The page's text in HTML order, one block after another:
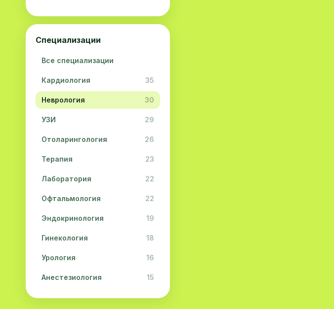
Ферганская область 0
Специализации
Все специализации
Кардиология 35
Неврология 30
УЗИ 29
Отоларингология 26
Терапия 23
Лаборатория 22
Офтальмология 22
Эндокринология 19
Гинекология 18
Урология 16
Анестезиология 15
Дерматология 15